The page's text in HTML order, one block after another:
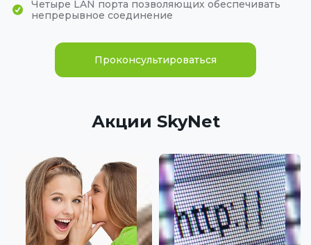
Четыре LAN порта позволяющих обеспечивать
непрерывное соединение
Проконсультироваться
Акции SkyNet